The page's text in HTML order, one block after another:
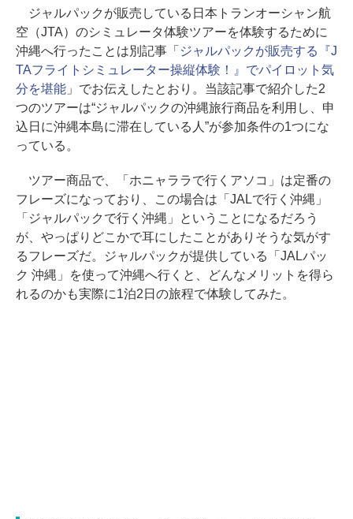
ジャルパックが販売している日本トランオーシャン航
空（JTA）のシミュレータ体験ツアーを体験するために
沖縄へ行ったことは別記事「 ジャルパックが販売する『J
TAフライトシミュレーター操縦体験！』でパイロット気
分を堪能」でお伝えしたとおり。当該記事で紹介した2
つのツアーは“ジャルパックの沖縄旅行商品を利用し、申
込日に沖縄本島に滞在している人”が参加条件の1つにな
っている。
ツアー商品で、「ホニャララで行くアソコ」は定番の
フレーズになっており、この場合は「JALで行く沖縄」
「ジャルパックで行く沖縄」ということになるだろう
が、やっぱりどこかで耳にしたことがありそうな気がす
るフレーズだ。ジャルパックが提供している「JALパッ
ク 沖縄」を使って沖縄へ行くと、どんなメリットを得ら
れるのかも実際に1泊2日の旅程で体験してみた。